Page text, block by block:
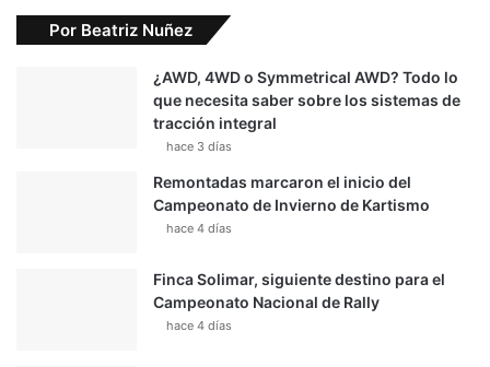
Por Beatriz Nuñez
¿AWD, 4WD o Symmetrical AWD? Todo lo
que necesita saber sobre los sistemas de
tracción integral
hace 3 días
Remontadas marcaron el inicio del
Campeonato de Invierno de Kartismo
hace 4 días
Finca Solimar, siguiente destino para el
Campeonato Nacional de Rally
hace 4 días